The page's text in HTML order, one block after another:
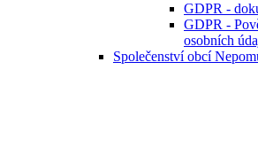
GDPR -
GDPR -
osobních
Společenství obcí